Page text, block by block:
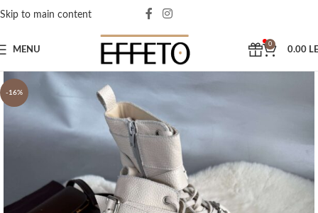
Skip to main content
MENU
0
0.00
-16%